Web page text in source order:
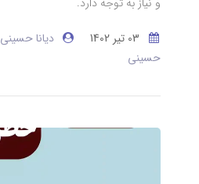
و نیاز به توجه دارد.
دیانا حسینی
حسینی